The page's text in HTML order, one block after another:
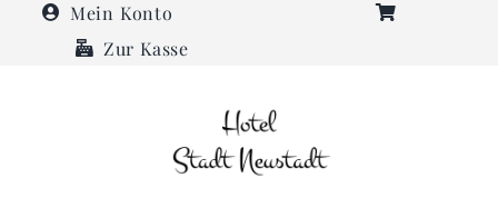
Mein Konto
Zur Kasse